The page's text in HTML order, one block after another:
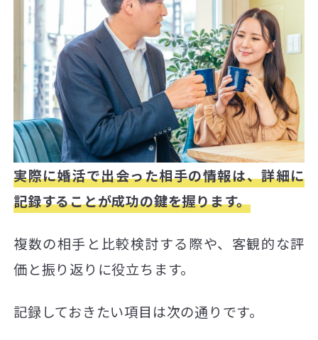
実際に婚活で出会った相手の情報は、詳細に
記録することが成功の鍵を握ります。
複数の相手と比較検討する際や、客観的な評
価と振り返りに役立ちます。
記録しておきたい項目は次の通りです。